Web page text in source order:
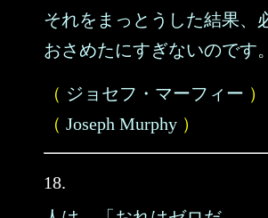
それをまっとうした結果、
おさめたにすぎないのです。
（ ジョセフ・マーフィー ）
（ Joseph Murphy ）
18.